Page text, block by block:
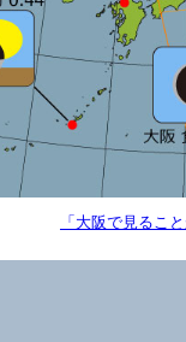
「大阪で見るこ